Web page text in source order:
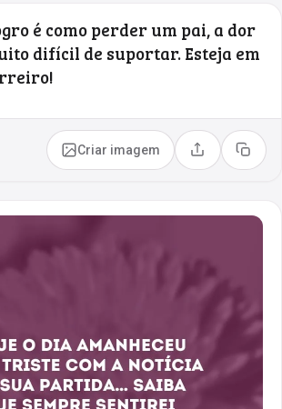
é como perder um pai, a dor
difícil de suportar. Esteja em
Criar imagem Compartilhar
Copiar